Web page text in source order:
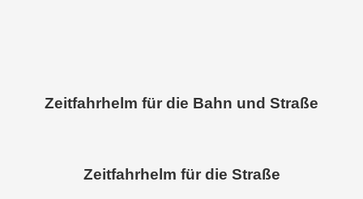
Zeitfahrhelm für die Bahn und Straße
Zeitfahrhelm für die Straße